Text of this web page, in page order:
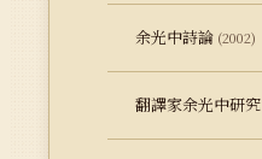
余光中詩論 (2002)
翻譯家余光中研究